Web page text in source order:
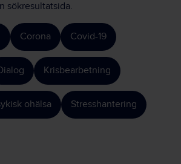
sökresultatsida.
Corona Covid-19
Krisbearbetning
ohälsa Stresshantering